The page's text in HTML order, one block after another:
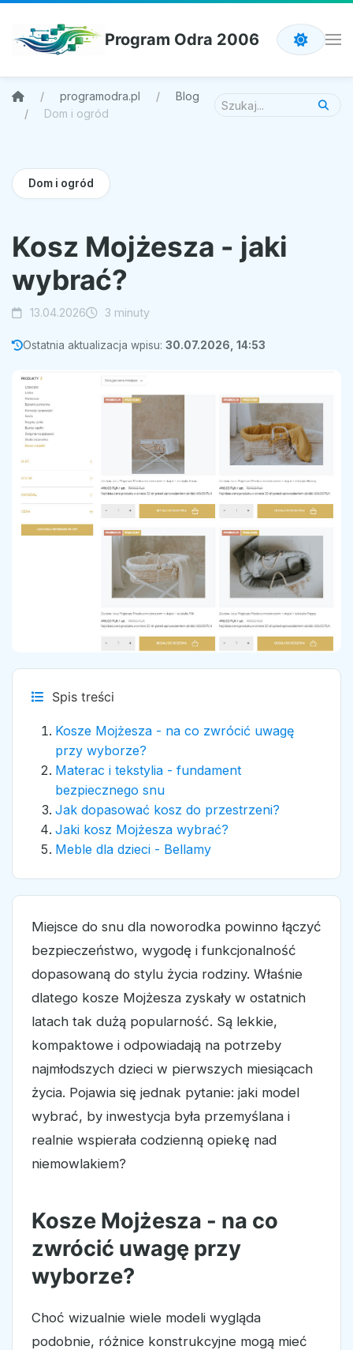
Program Odra 2006
programodra.pl
Blog
Dom i ogród
Dom i ogród
Kosz Mojżesza - jaki
wybrać?
13.04.2026 3 minuty
Ostatnia aktualizacja wpisu: 30.07.2026, 14:53
Spis treści
Kosze Mojżesza - na co zwrócić uwagę
przy wyborze?
Materac i tekstylia - fundament
bezpiecznego snu
Jak dopasować kosz do przestrzeni?
Jaki kosz Mojżesza wybrać?
Meble dla dzieci - Bellamy
Miejsce do snu dla noworodka powinno łączyć
bezpieczeństwo, wygodę i funkcjonalność
dopasowaną do stylu życia rodziny. Właśnie
dlatego kosze Mojżesza zyskały w ostatnich
latach tak dużą popularność. Są lekkie,
kompaktowe i odpowiadają na potrzeby
najmłodszych dzieci w pierwszych miesiącach
życia. Pojawia się jednak pytanie: jaki model
wybrać, by inwestycja była przemyślana i
realnie wspierała codzienną opiekę nad
niemowlakiem?
Kosze Mojżesza - na co
zwrócić uwagę przy
wyborze?
Choć wizualnie wiele modeli wygląda
podobnie, różnice konstrukcyjne mogą mieć